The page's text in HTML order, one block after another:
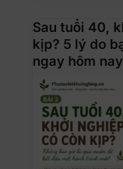
Sau tuổi 40,
kịp? 5 lý do
ngay hôm nay